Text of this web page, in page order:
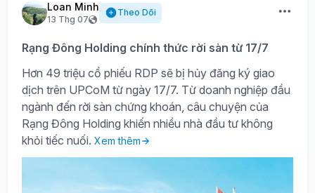
Loan Minh
13 Thg 07
Theo Dõi
Rạng Đông Holding chính thức rời sàn từ 17/7
Hơn 49 triệu cổ phiếu RDP sẽ bị hủy đăng ký giao
dịch trên UPCoM từ ngày 17/7. Từ doanh nghiệp đầu
ngành đến rời sàn chứng khoán, câu chuyện của
Rạng Đông Holding khiến nhiều nhà đầu tư không
khỏi tiếc nuối. Xem thêm